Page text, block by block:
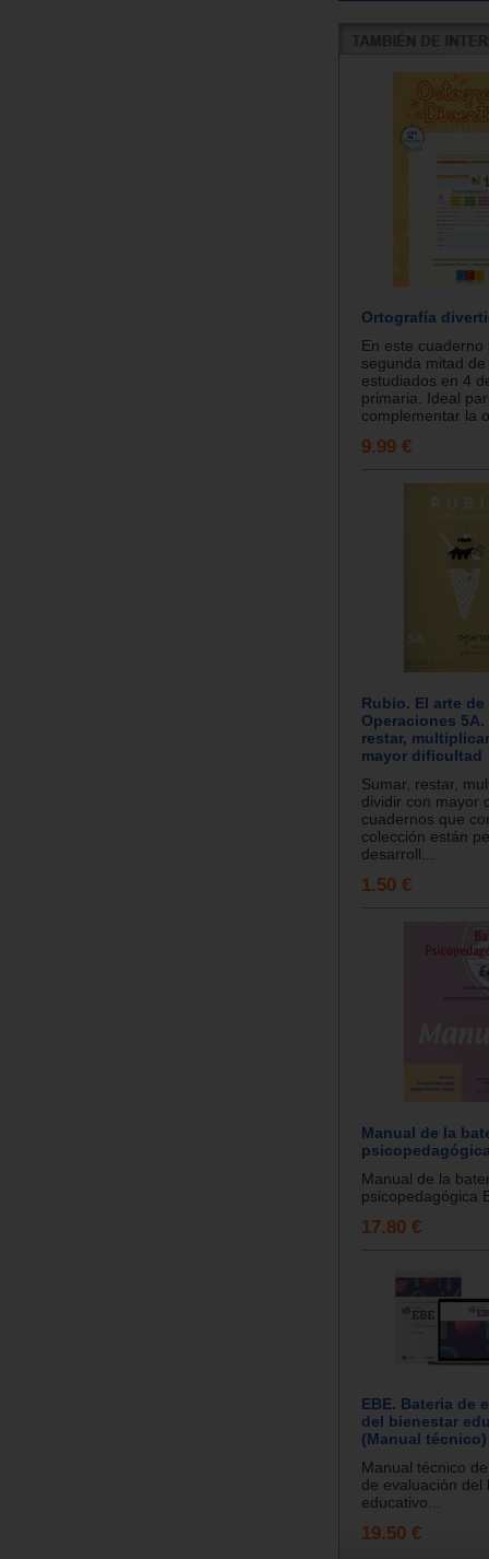
Ortografía
En este cuaderno
segunda mitad
estudiados en 4
primaria. Ideal
complementar la
9.99 €
Rubio. El arte de
Operaciones 5A.
restar,
mayor dificultad
Sumar, restar,
dividir con mayor
cuadernos que
colección están
desarroll...
1.50 €
Manual de la
Manual de la
psicopedagógica
17.80 €
EBE. Bateria de
del bienestar
(Manual técnico)
Manual técnico
de evaluación del
educativo...
19.50 €